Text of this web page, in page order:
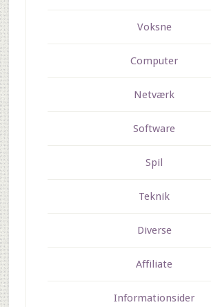
Voksne
Computer
Netværk
Software
Spil
Teknik
Diverse
Affiliate
Informationsider